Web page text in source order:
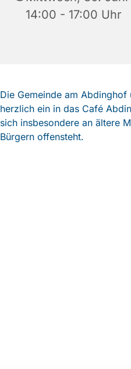
14:00 - 17:00 Uhr
Die Gemeinde am
herzlich ein in das Café
sich insbesondere an ältere
Bürgern offensteht.